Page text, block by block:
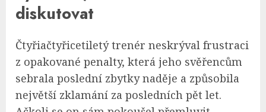
diskutovat
Čtyřiačtyřicetiletý trenér neskrýval frustraci
z opakované penalty, která jeho svěřencům
sebrala poslední zbytky naděje a způsobila
největší zklamání za posledních pět let.